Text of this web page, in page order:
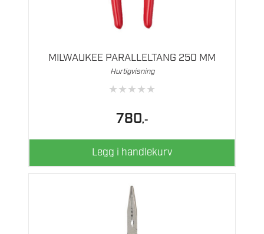
MILWAUKEE PARALLELTANG 250 MM
Hurtigvisning
★★★★★
780,-
Legg i handlekurv